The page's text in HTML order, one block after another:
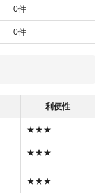
0件
0件
利便性
★★★
★★★
★★★